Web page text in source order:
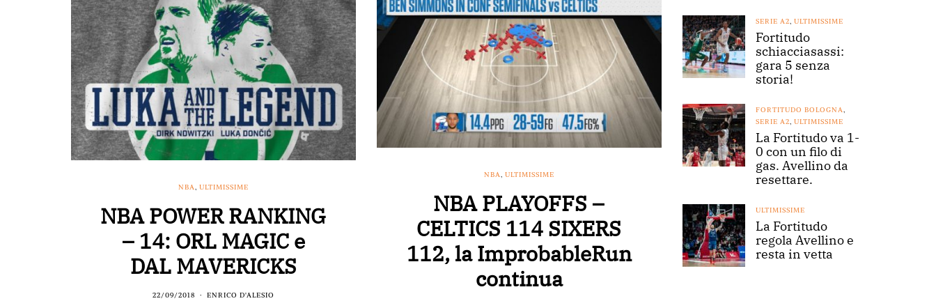
NBA, ULTIMISSIME
NBA POWER RANKING
– 14: ORL MAGIC e
DAL MAVERICKS
22/09/2018 ENRICO D'ALESIO
NBA, ULTIMISSIME
NBA PLAYOFFS –
CELTICS 114 SIXERS
112, la ImprobableRun
continua
SERIE A2, ULTIMISSIME
Fortitudo
schiacciasassi:
gara 5 senza
storia!
FORTITUDO BOLOGNA,
SERIE A2, ULTIMISSIME
La Fortitudo va 1-
0 con un filo di
gas. Avellino da
resettare.
ULTIMISSIME
La Fortitudo
regola Avellino e
resta in vetta